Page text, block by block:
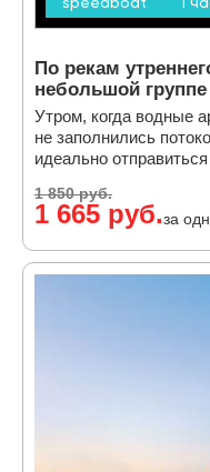
speedboat 1
По рекам
небольшой группе
Утром, когда водные
не заполнились
идеально
1 850 руб.
1 665 руб.за